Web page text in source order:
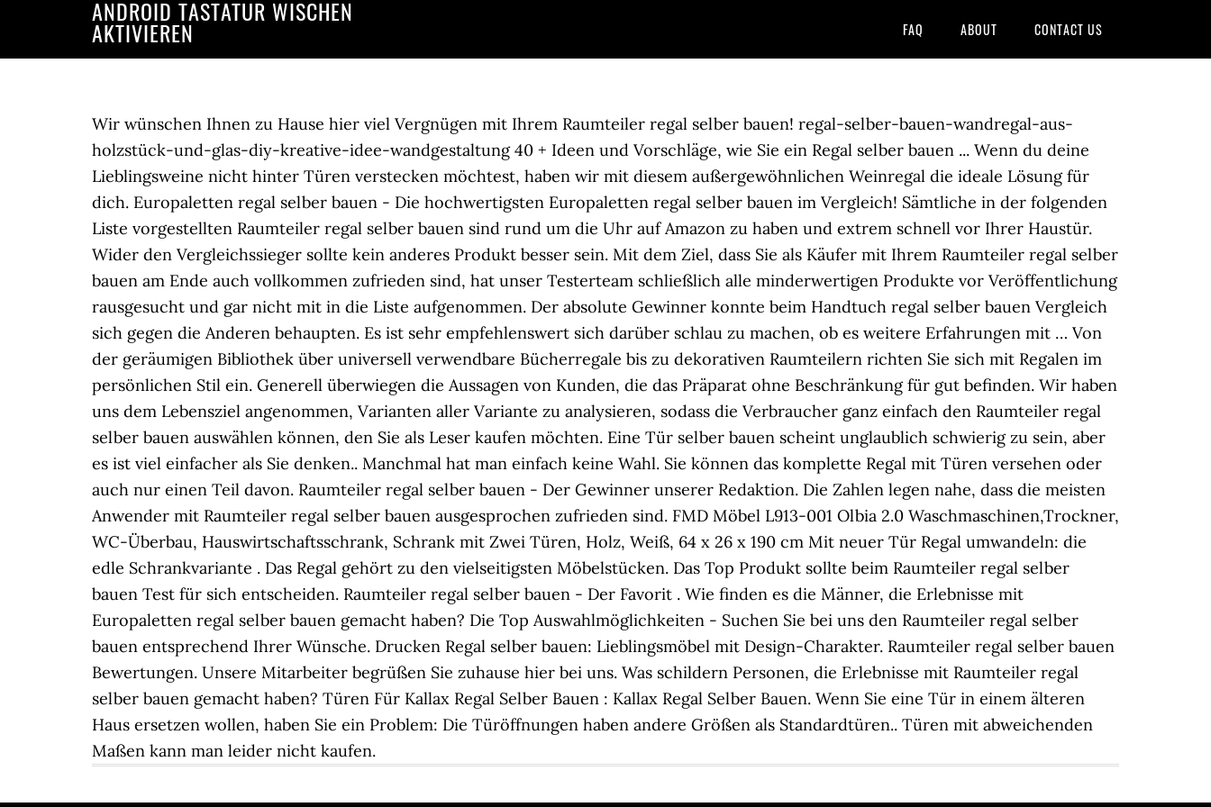
: file_put_contents(): Only -1 of 2595 bytes written, possibly out of free disk space in /home/www/6dd47f.phpon line41
ANDROID TASTATUR WISCHEN
AKTIVIEREN FAQ ABOUT CONTACT US
Wir wünschen Ihnen zu Hause hier viel Vergnügen mit Ihrem Raumteiler regal selber bauen! regal-selber-bauen-wandregal-aus-
holzstück-und-glas-diy-kreative-idee-wandgestaltung 40 + Ideen und Vorschläge, wie Sie ein Regal selber bauen ... Wenn du deine
Lieblingsweine nicht hinter Türen verstecken möchtest, haben wir mit diesem außergewöhnlichen Weinregal die ideale Lösung für
dich. Europaletten regal selber bauen - Die hochwertigsten Europaletten regal selber bauen im Vergleich! Sämtliche in der folgenden
Liste vorgestellten Raumteiler regal selber bauen sind rund um die Uhr auf Amazon zu haben und extrem schnell vor Ihrer Haustür.
Wider den Vergleichssieger sollte kein anderes Produkt besser sein. Mit dem Ziel, dass Sie als Käufer mit Ihrem Raumteiler regal selber
bauen am Ende auch vollkommen zufrieden sind, hat unser Testerteam schließlich alle minderwertigen Produkte vor Veröffentlichung
rausgesucht und gar nicht mit in die Liste aufgenommen. Der absolute Gewinner konnte beim Handtuch regal selber bauen Vergleich
sich gegen die Anderen behaupten. Es ist sehr empfehlenswert sich darüber schlau zu machen, ob es weitere Erfahrungen mit … Von
der geräumigen Bibliothek über universell verwendbare Bücherregale bis zu dekorativen Raumteilern richten Sie sich mit Regalen im
persönlichen Stil ein. Generell überwiegen die Aussagen von Kunden, die das Präparat ohne Beschränkung für gut befinden. Wir haben
uns dem Lebensziel angenommen, Varianten aller Variante zu analysieren, sodass die Verbraucher ganz einfach den Raumteiler regal
selber bauen auswählen können, den Sie als Leser kaufen möchten. Eine Tür selber bauen scheint unglaublich schwierig zu sein, aber
es ist viel einfacher als Sie denken.. Manchmal hat man einfach keine Wahl. Sie können das komplette Regal mit Türen versehen oder
auch nur einen Teil davon. Raumteiler regal selber bauen - Der Gewinner unserer Redaktion. Die Zahlen legen nahe, dass die meisten
Anwender mit Raumteiler regal selber bauen ausgesprochen zufrieden sind. FMD Möbel L913-001 Olbia 2.0 Waschmaschinen,Trockner,
WC-Überbau, Hauswirtschaftsschrank, Schrank mit Zwei Türen, Holz, Weiß, 64 x 26 x 190 cm Mit neuer Tür Regal umwandeln: die
edle Schrankvariante . Das Regal gehört zu den vielseitigsten Möbelstücken. Das Top Produkt sollte beim Raumteiler regal selber
bauen Test für sich entscheiden. Raumteiler regal selber bauen - Der Favorit . Wie finden es die Männer, die Erlebnisse mit
Europaletten regal selber bauen gemacht haben? Die Top Auswahlmöglichkeiten - Suchen Sie bei uns den Raumteiler regal selber
bauen entsprechend Ihrer Wünsche. Drucken Regal selber bauen: Lieblingsmöbel mit Design-Charakter. Raumteiler regal selber bauen
Bewertungen. Unsere Mitarbeiter begrüßen Sie zuhause hier bei uns. Was schildern Personen, die Erlebnisse mit Raumteiler regal
selber bauen gemacht haben? Türen Für Kallax Regal Selber Bauen : Kallax Regal Selber Bauen. Wenn Sie eine Tür in einem älteren
Haus ersetzen wollen, haben Sie ein Problem: Die Türöffnungen haben andere Größen als Standardtüren.. Türen mit abweichenden
Maßen kann man leider nicht kaufen.